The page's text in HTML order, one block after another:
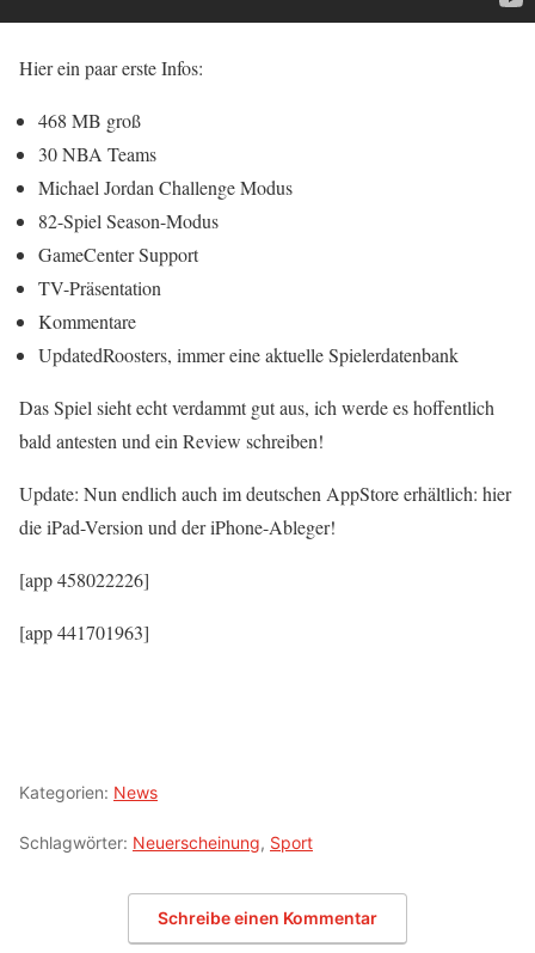
Hier ein paar erste Infos:
468 MB groß
30 NBA Teams
Michael Jordan Challenge Modus
82-Spiel Season-Modus
GameCenter Support
TV-Präsentation
Kommentare
UpdatedRoosters, immer eine aktuelle Spielerdatenbank
Das Spiel sieht echt verdammt gut aus, ich werde es hoffentlich
bald antesten und ein Review schreiben!
Update: Nun endlich auch im deutschen AppStore erhältlich: hier
die iPad-Version und der iPhone-Ableger!
[app 458022226]
[app 441701963]
Kategorien: News
Schlagwörter: Neuerscheinung, Sport
Schreibe einen Kommentar